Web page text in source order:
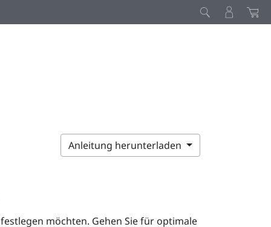
Anleitung herunterladen
möchten. Gehen Sie für optimale